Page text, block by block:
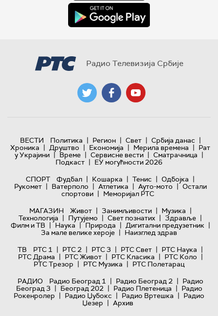
Радио Телевизија Србије
ВЕСТИ Политика | Регион | Свет | Србија данас |
Хроника | Друштво | Економија | Мерила времена | Рат
у Украјини | Време | Сервисне вести | Сматрачница |
Подкаст | ЕУ могућности 2026
СПОРТ
Фудбал | Кошарка | Тенис | Одбојка |
Рукомет | Ватерполо | Атлетика | Ауто-мото | Остали
спортови | Меморијал РТС
МАГАЗИН
Живот | Занимљивости | Музика |
Технологијa | Путујемо | Свет познатих | Здравље |
Филм и ТВ | Наука | Природа | Дигитални предузетник |
За мале велике хероје | Наизглед здрав
ТВ
РТС 1 | РТС 2 | РТС 3 | РТС Свет | РТС Наука |
РТС Драма | РТС Живот | РТС Класика | РТС Коло |
РТС Трезор | РТС Музика | РТС Полетарац
РАДИО
Радио Београд 1 | Радио Београд 2 | Радио
Београд 3 | Београд 202 | Радио Плетеница | Радио
Рокенролер | Радио Џубокс | Радио Вртешка | Радио
Џезер | Архив